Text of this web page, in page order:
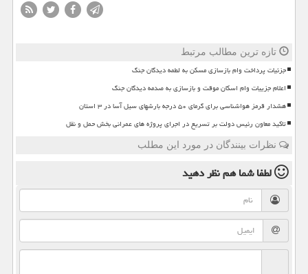
تازه ترین مطالب مرتبط
جزئیات پرداخت وام بازسازی مسکن به لطمه دیدگان جنگ
اعلام جزییات وام اسکان موقت و بازسازی به صدمه دیدگان جنگ
هشدار قرمز هواشناسی برای گرمای ۵۰ درجه بارشهای سیل آسا در ۳ استان
تاکید معاون رئیس دولت بر تسریع در اجرای پروژه های عمرانی بخش حمل و نقل
نظرات بینندگان در مورد این مطلب
لطفا شما همنظر دهید